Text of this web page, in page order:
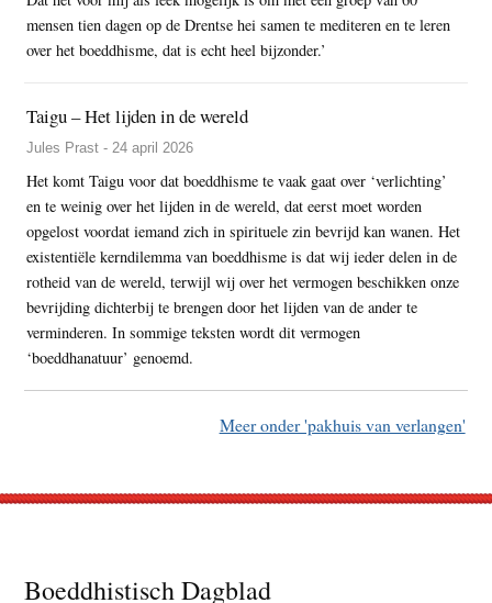
mensen tien dagen op de Drentse hei samen te mediteren en te leren
over het boeddhisme, dat is echt heel bijzonder.’
Taigu – Het lijden in de wereld
Jules Prast - 24 april 2026
Het komt Taigu voor dat boeddhisme te vaak gaat over ‘verlichting’
en te weinig over het lijden in de wereld, dat eerst moet worden
opgelost voordat iemand zich in spirituele zin bevrijd kan wanen. Het
existentiële kerndilemma van boeddhisme is dat wij ieder delen in de
rotheid van de wereld, terwijl wij over het vermogen beschikken onze
bevrijding dichterbij te brengen door het lijden van de ander te
verminderen. In sommige teksten wordt dit vermogen
‘boeddhanatuur’ genoemd.
Meer onder 'pakhuis van verlangen'
Footer
Boeddhistisch Dagblad